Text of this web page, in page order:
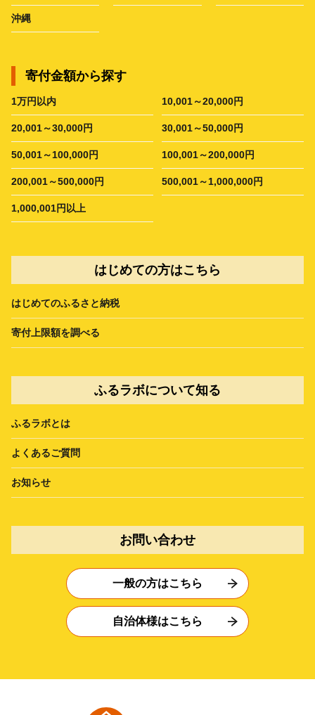
沖縄
寄付金額から探す
1万円以内 10,001～20,000円
20,001～30,000円 30,001～50,000円
50,001～100,000円 100,001～200,000円
200,001～500,000円 500,001～1,000,000円
1,000,001円以上
はじめての方はこちら
はじめてのふるさと納税
寄付上限額を調べる
ふるラボについて知る
ふるラボとは
よくあるご質問
お知らせ
お問い合わせ
一般の方はこちら
自治体様はこちら